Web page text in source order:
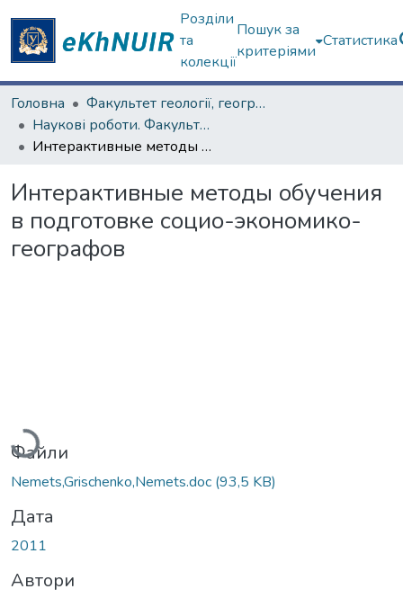
Розділи
та
колекції
Пошук за
критеріями
Статистика
Головна
Факультет геології, географіії, рекреації і туризму
Наукові роботи. Факультет геології, географіії, рекреації і туризму
Интерактивные методы обучения в подготовке социо-экономико-географов
Интерактивные методы обучения
в подготовке социо-экономико-
географов
Вантажиться...
Файли
Nemets,Grischenko,Nemets.doc (93,5 KB)
Дата
2011
Автори